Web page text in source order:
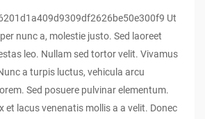
Ut
nunc a, molestie justo. Sed laoreet
leo. Nullam sed tortor velit. Vivamus
a turpis luctus, vehicula arcu
Sed posuere pulvinar elementum.
et lacus venenatis mollis a a velit. Donec